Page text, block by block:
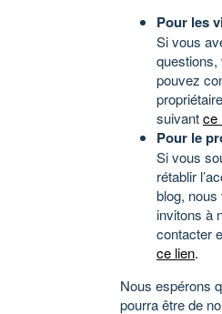
Pour les
Si vous
questions,
pouvez
suivantce
Pour le
Si vous
rétablir
blog, nous
invitons à
contacter
ce lien.
Nous espérons
pourra être de